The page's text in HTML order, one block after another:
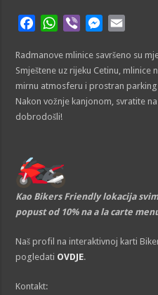
c
e
b
o
o
W
a
t
s
A
p
b
e
r
M
s
s
e
n
a
i
l
Radmanove mlinice savršeno su
Smještene uz rijeku Cetinu, mlinice
mirnu atmosferu i prostran
Nakon vožnje kanjonom, svratite
dobrodošli!
Kao Bikers Friendly lokacija
popust od 10% na a la carte
Naš profil na interaktivnoj karti
pogledati OVDJE.
Kontakt: